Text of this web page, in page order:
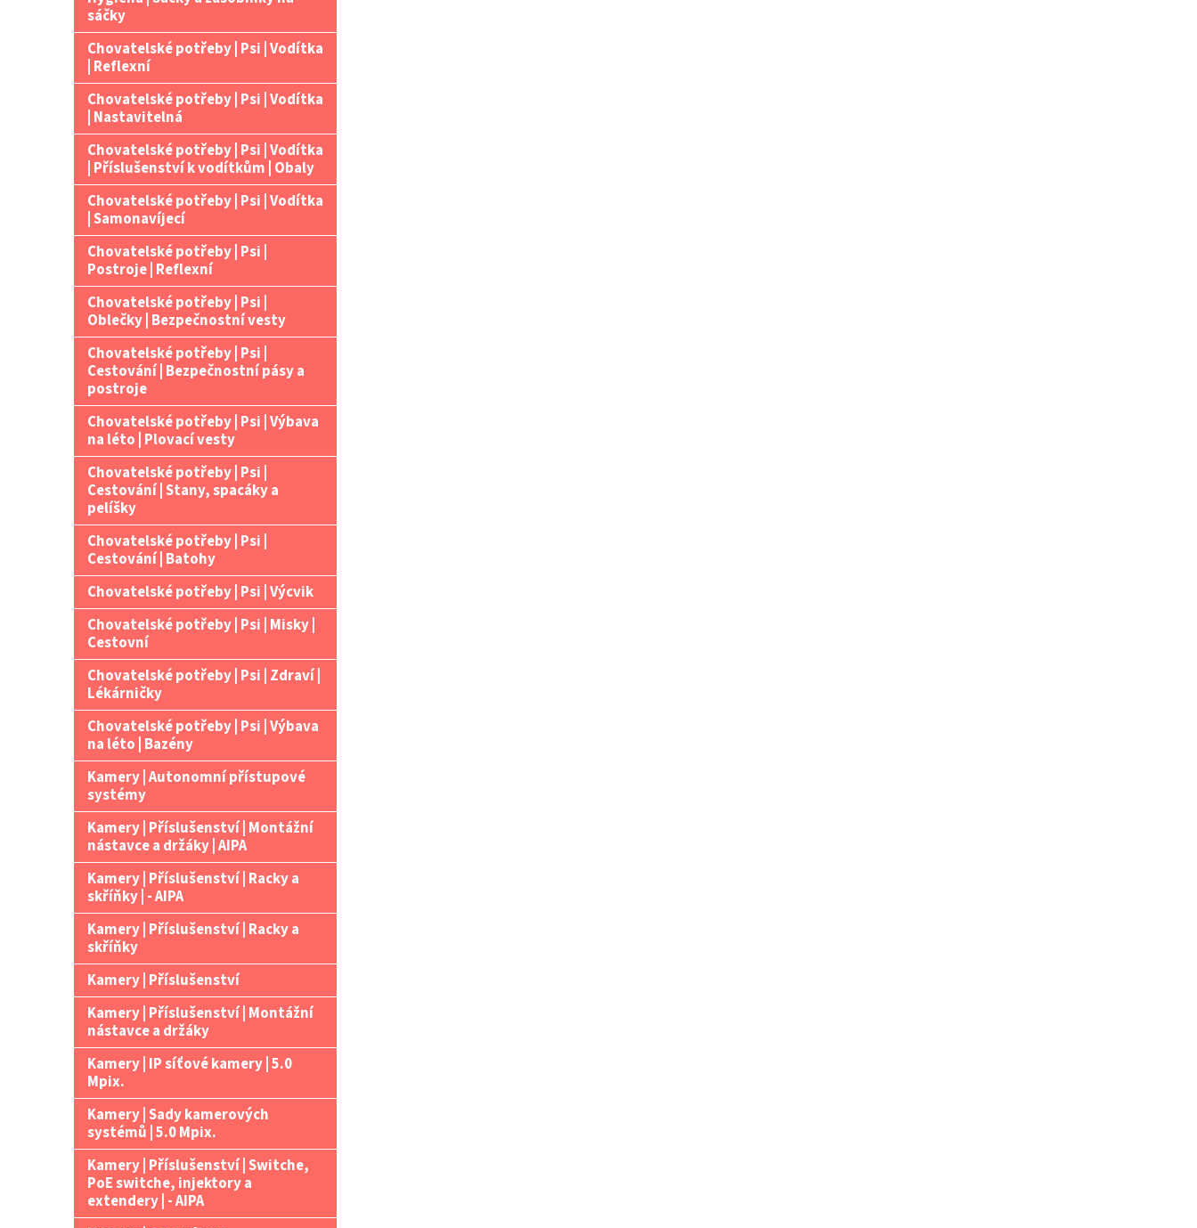
e
sáčky
Chovatelské potřeby | Psi | Vodítka
| Reflexní
Chovatelské potřeby | Psi | Vodítka
| Nastavitelná
Chovatelské potřeby | Psi | Vodítka
| Příslušenství k vodítkům | Obaly
Chovatelské potřeby | Psi | Vodítka
| Samonavíjecí
Chovatelské potřeby | Psi |
Postroje | Reflexní
Chovatelské potřeby | Psi |
Oblečky | Bezpečnostní vesty
Chovatelské potřeby | Psi |
Cestování | Bezpečnostní pásy a
postroje
Chovatelské potřeby | Psi | Výbava
na léto | Plovací vesty
Chovatelské potřeby | Psi |
Cestování | Stany, spacáky a
pelíšky
Chovatelské potřeby | Psi |
Cestování | Batohy
Chovatelské potřeby | Psi | Výcvik
Chovatelské potřeby | Psi | Misky |
Cestovní
Chovatelské potřeby | Psi | Zdraví |
Lékárničky
Chovatelské potřeby | Psi | Výbava
na léto | Bazény
Kamery | Autonomní přístupové
systémy
Kamery | Příslušenství | Montážní
nástavce a držáky | AIPA
Kamery | Příslušenství | Racky a
skříňky | - AIPA
Kamery | Příslušenství | Racky a
skříňky
Kamery | Příslušenství
Kamery | Příslušenství | Montážní
nástavce a držáky
Kamery | IP síťové kamery | 5.0
Mpix.
Kamery | Sady kamerových
systémů | 5.0 Mpix.
Kamery | Příslušenství | Switche,
PoE switche, injektory a
extendery | - AIPA